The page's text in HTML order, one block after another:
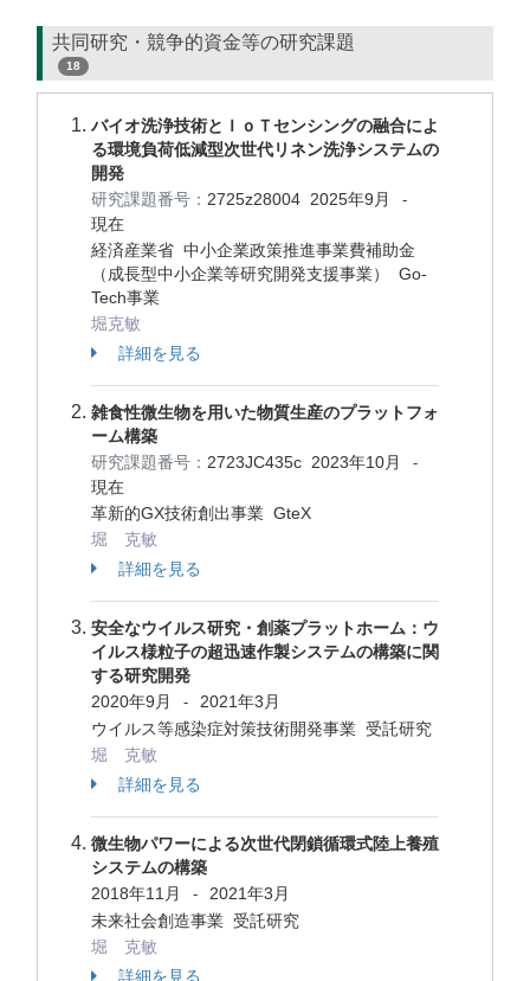
共同研究・競争的資金等の研究課題
18
バイオ洗浄技術とＩｏＴセンシングの融合によ
る環境負荷低減型次世代リネン洗浄システムの
開発
研究課題番号： 2725z28004 2025年9月 -
現在
経済産業省 中小企業政策推進事業費補助金
（成長型中小企業等研究開発支援事業） Go-
Tech事業
堀克敏
詳細を見る
雑食性微生物を用いた物質生産のプラットフォ
ーム構築
研究課題番号： 2723JC435c 2023年10月 -
現在
革新的GX技術創出事業 GteX
堀 克敏
詳細を見る
安全なウイルス研究・創薬プラットホーム：ウ
イルス様粒子の超迅速作製システムの構築に関
する研究開発
2020年9月
-
2021年3月
ウイルス等感染症対策技術開発事業 受託研究
堀 克敏
詳細を見る
微生物パワーによる次世代閉鎖循環式陸上養殖
システムの構築
2018年11月
-
2021年3月
未来社会創造事業 受託研究
堀 克敏
詳細を見る